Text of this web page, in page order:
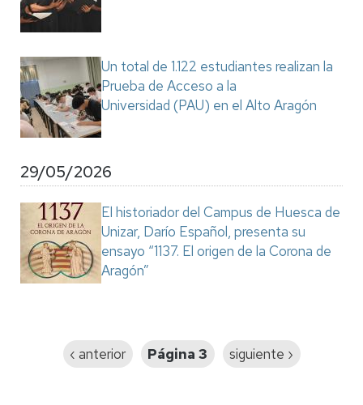
Un total de 1.122 estudiantes realizan la
Prueba de Acceso a la
Universidad (PAU) en el Alto Aragón
29/05/2026
El historiador del Campus de Huesca de
Unizar, Darío Español, presenta su
ensayo “1137. El origen de la Corona de
Aragón”
Página
‹ anterior Página 3
Siguiente
siguiente ›